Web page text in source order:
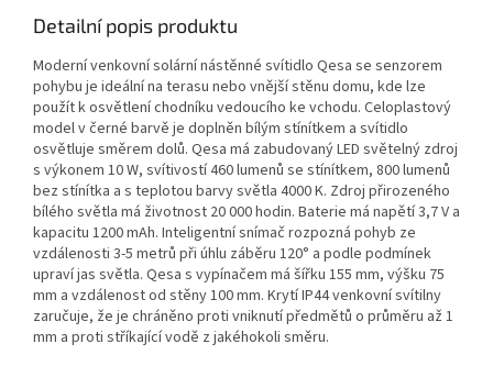
Detailní popis produktu
Moderní venkovní solární nástěnné svítidlo Qesa se senzorem
pohybu je ideální na terasu nebo vnější stěnu domu, kde lze
použít k osvětlení chodníku vedoucího ke vchodu. Celoplastový
model v černé barvě je doplněn bílým stínítkem a svítidlo
osvětluje směrem dolů. Qesa má zabudovaný LED světelný zdroj
s výkonem 10 W, svítivostí 460 lumenů se stínítkem, 800 lumenů
bez stínítka a s teplotou barvy světla 4000 K. Zdroj přirozeného
bílého světla má životnost 20 000 hodin. Baterie má napětí 3,7 V a
kapacitu 1200 mAh. Inteligentní snímač rozpozná pohyb ze
vzdálenosti 3-5 metrů při úhlu záběru 120° a podle podmínek
upraví jas světla. Qesa s vypínačem má šířku 155 mm, výšku 75
mm a vzdálenost od stěny 100 mm. Krytí IP44 venkovní svítilny
zaručuje, že je chráněno proti vniknutí předmětů o průměru až 1
mm a proti stříkající vodě z jakéhokoli směru.